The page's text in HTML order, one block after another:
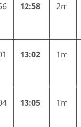
12:58 2m
13:02 1m
13:05 1m